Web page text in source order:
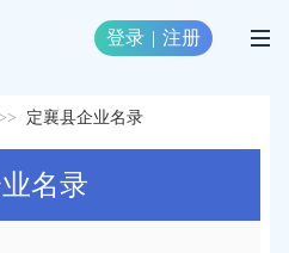
登录 | 注册
>> 定襄县企业名录
名录